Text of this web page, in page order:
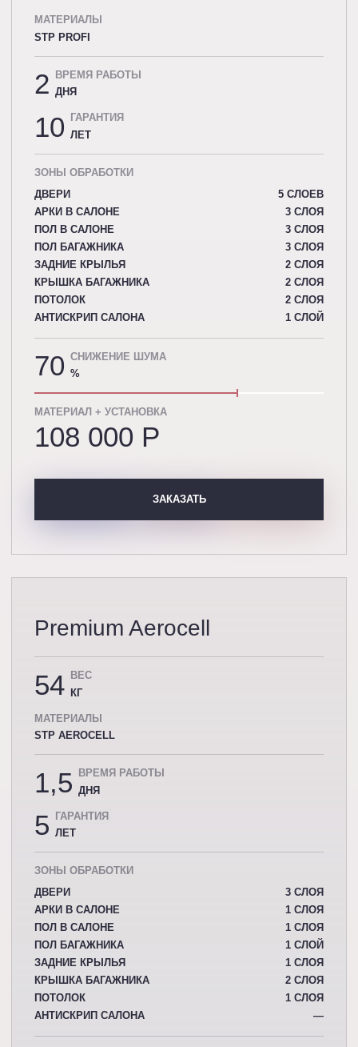
Premium Aerocell
54
ВЕС
КГ
МАТЕРИАЛЫ
STP AEROCELL
1,5
ВРЕМЯ РАБОТЫ
ДНЯ
5
ГАРАНТИЯ
ЛЕТ
ЗОНЫ ОБРАБОТКИ
ДВЕРИ
3 СЛОЯ
АРКИ В САЛОНЕ
1 СЛОЯ
ПОЛ В САЛОНЕ
1 СЛОЯ
ПОЛ БАГАЖНИКА
1 СЛОЙ
ЗАДНИЕ КРЫЛЬЯ
1 СЛОЯ
КРЫШКА БАГАЖНИКА
2 СЛОЯ
ПОТОЛОК
1 СЛОЯ
АНТИСКРИП САЛОНА
—
МАТЕРИАЛЫ
STP PROFI
2
ВРЕМЯ РАБОТЫ
ДНЯ
10
ГАРАНТИЯ
ЛЕТ
ЗОНЫ ОБРАБОТКИ
ДВЕРИ
5 СЛОЕВ
АРКИ В САЛОНЕ
3 СЛОЯ
ПОЛ В САЛОНЕ
3 СЛОЯ
ПОЛ БАГАЖНИКА
3 СЛОЯ
ЗАДНИЕ КРЫЛЬЯ
2 СЛОЯ
КРЫШКА БАГАЖНИКА
2 СЛОЯ
ПОТОЛОК
2 СЛОЯ
АНТИСКРИП САЛОНА
1 СЛОЙ
70 СНИЖЕНИЕ ШУМА
%
МАТЕРИАЛ + УСТАНОВКА
108 000 P
ЗАКАЗАТЬ